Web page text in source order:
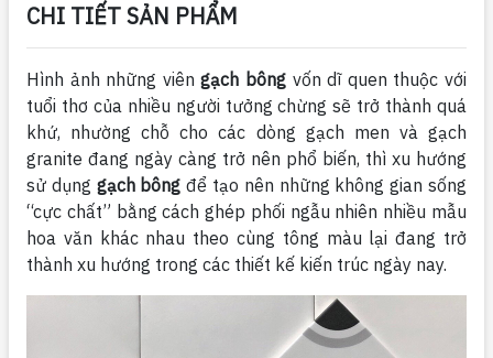
CHI TIẾT SẢN PHẨM
Hình ảnh những viêngạch bông vốn dĩ quen thuộc với
tuổi thơ của nhiều người tưởng chừng sẽ trở thành quá
khứ, nhường chỗ cho các dòng gạch men và gạch
granite đang ngày càng trở nên phổ biến, thì xu hướng
sử dụng gạch bông để tạo nên những không gian sống
“cực chất” bằng cách ghép phối ngẫu nhiên nhiều mẫu
hoa văn khác nhau theo cùng tông màu lại đang trở
thành xu hướng trong các thiết kế kiến trúc ngày nay.